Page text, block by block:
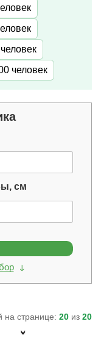
человек
см
на странице: 20 из 20